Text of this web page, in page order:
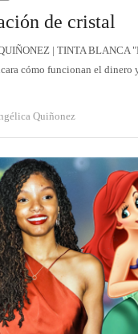
de cristal
| TINTA BLANCA
cómo funcionan el dinero
Quiñonez